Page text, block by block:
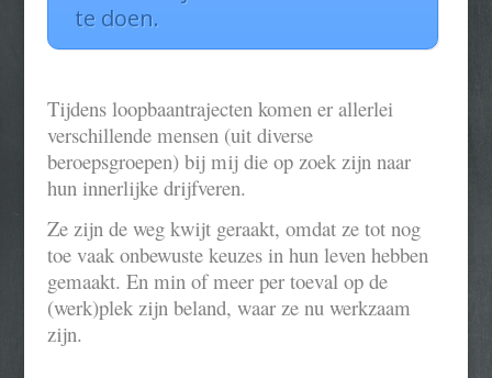
te doen.
Tijdens loopbaantrajecten komen er allerlei
verschillende mensen (uit diverse
beroepsgroepen) bij mij die op zoek zijn naar
hun innerlijke drijfveren.
Ze zijn de weg kwijt geraakt, omdat ze tot nog
toe vaak onbewuste keuzes in hun leven hebben
gemaakt. En min of meer per toeval op de
(werk)plek zijn beland, waar ze nu werkzaam
zijn.